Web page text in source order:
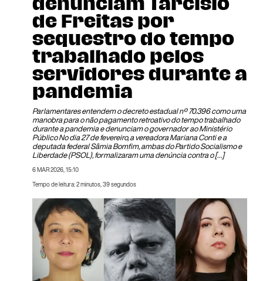
denunciam Tarcísio
de Freitas por
sequestro do tempo
trabalhado pelos
servidores durante a
pandemia
Parlamentares entendem o decreto estadual nº 70.396 como uma
manobra para o não pagamento retroativo do tempo trabalhado
durante a pandemia e denunciam o governador ao Ministério
Público No dia 27 de fevereiro, a vereadora Mariana Conti e a
deputada federal Sâmia Bomfim, ambas do Partido Socialismo e
Liberdade (PSOL), formalizaram uma denúncia contra o […]
6 MAR 2026, 15:10
Tempo de leitura: 2 minutos, 39 segundos